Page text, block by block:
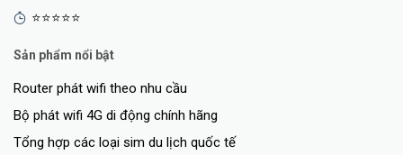
⭐⭐⭐⭐⭐
Sản phẩm nổi bật
Router phát wifi theo nhu cầu
Bộ phát wifi 4G di động chính hãng
Tổng hợp các loại sim du lịch quốc tế